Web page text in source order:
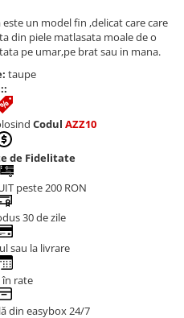
un model fin ,delicat care care
din piele matlasata moale de o
pe umar,pe brat sau in mana.
taupe
::
Codul AZZ10
de Fidelitate
peste 200 RON
30 de zile
sau la livrare
în rate
din easybox 24/7